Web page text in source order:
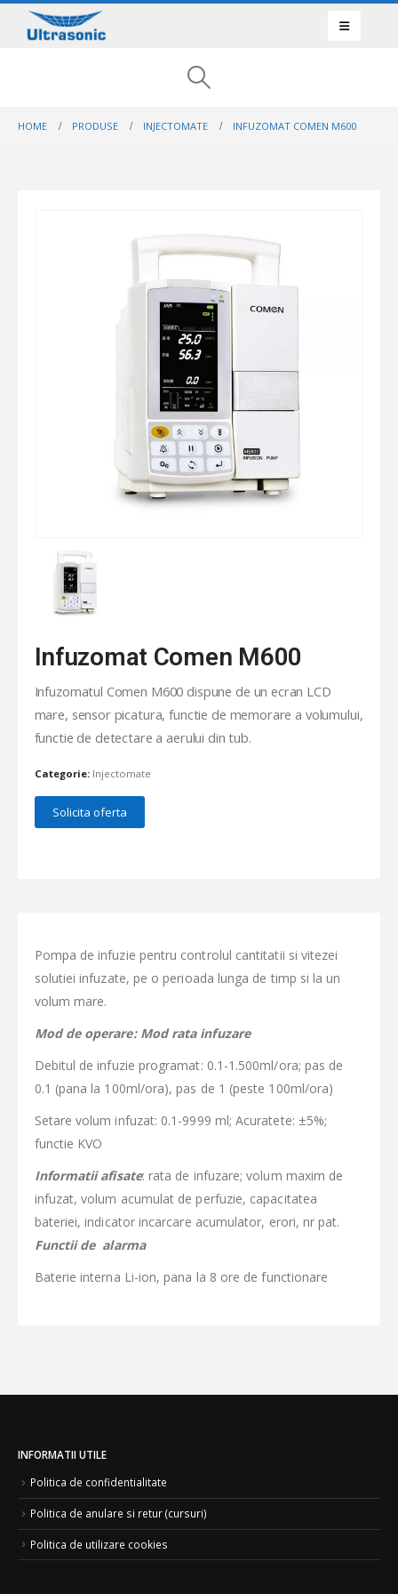
HOME PRODUSE INJECTOMATE INFUZOMAT COMEN M600
Infuzomat Comen M600
Infuzomatul Comen M600 dispune de un ecran LCD
mare, sensor picatura, functie de memorare a volumului,
functie de detectare a aerului din tub.
Categorie: Injectomate
Solicita oferta
Pompa de infuzie pentru controlul cantitatii si vitezei
solutiei infuzate, pe o perioada lunga de timp si la un
volum mare.
Mod de operare: Mod rata infuzare
Debitul de infuzie programat: 0.1-1.500ml/ora; pas de
0.1 (pana la 100ml/ora), pas de 1 (peste 100ml/ora)
Setare volum infuzat: 0.1-9999 ml; Acuratete: ±5%;
functie KVO
Informatii afisate: rata de infuzare; volum maxim de
infuzat, volum acumulat de perfuzie, capacitatea
bateriei, indicator incarcare acumulator, erori, nr pat.
Functii de alarma
Baterie interna Li-ion, pana la 8 ore de functionare
INFORMATII UTILE
Politica de confidentialitate
Politica de anulare si retur (cursuri)
Politica de utilizare cookies